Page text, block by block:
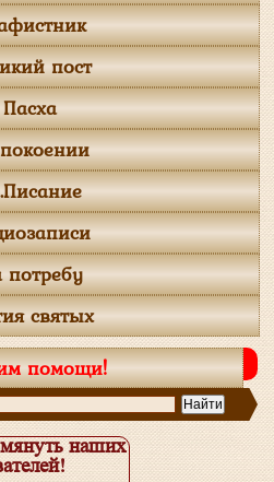
пост
Пасха
святых
помощи!
наших